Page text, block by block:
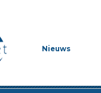
Nieuws